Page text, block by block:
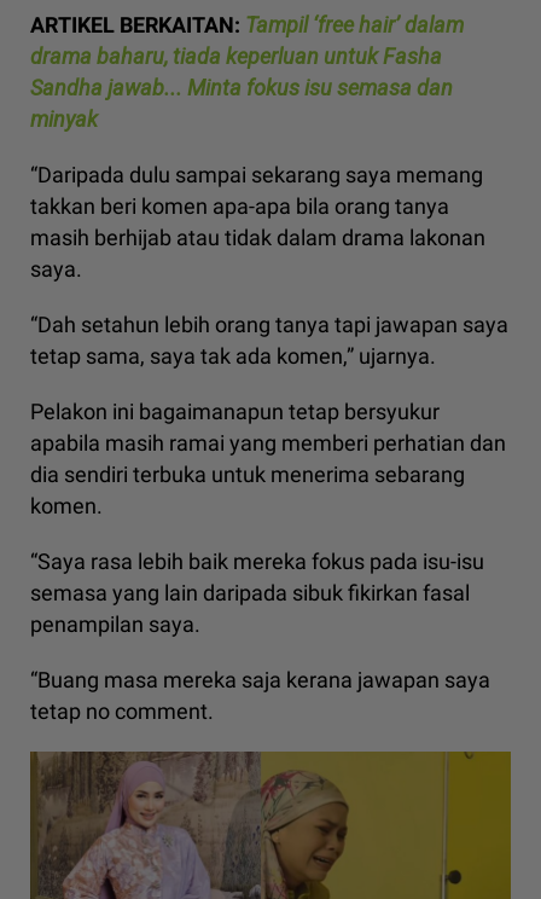
ARTIKEL BERKAITAN: Tampil ‘free hair’ dalam
drama baharu, tiada keperluan untuk Fasha
Sandha jawab... Minta fokus isu semasa dan
minyak
“Daripada dulu sampai sekarang saya memang
takkan beri komen apa-apa bila orang tanya
masih berhijab atau tidak dalam drama lakonan
saya.
“Dah setahun lebih orang tanya tapi jawapan saya
tetap sama, saya tak ada komen,” ujarnya.
Pelakon ini bagaimanapun tetap bersyukur
apabila masih ramai yang memberi perhatian dan
dia sendiri terbuka untuk menerima sebarang
komen.
“Saya rasa lebih baik mereka fokus pada isu-isu
semasa yang lain daripada sibuk fikirkan fasal
penampilan saya.
“Buang masa mereka saja kerana jawapan saya
tetap no comment.